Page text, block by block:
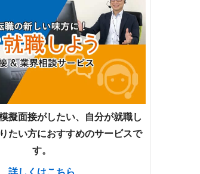
擬面接がしたい、自分が就職し
たい方におすすめのサービスで
す。
詳しくはこちら